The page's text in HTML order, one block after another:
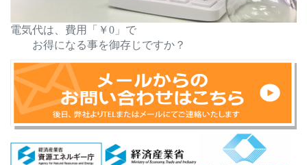
電気代は、費用「￥0」で
お得になる事を御存じですか？